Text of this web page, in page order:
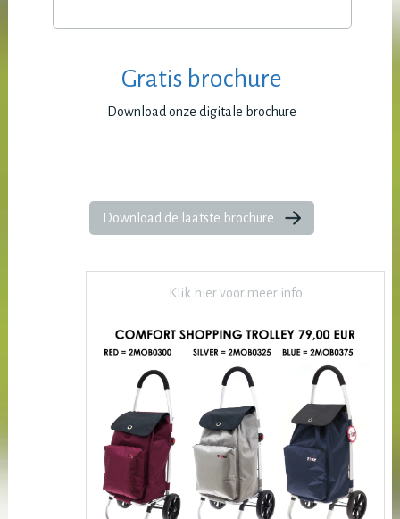
Gratis brochure
Download onze digitale brochure
Download de laatste brochure
Klik hier voor meer info